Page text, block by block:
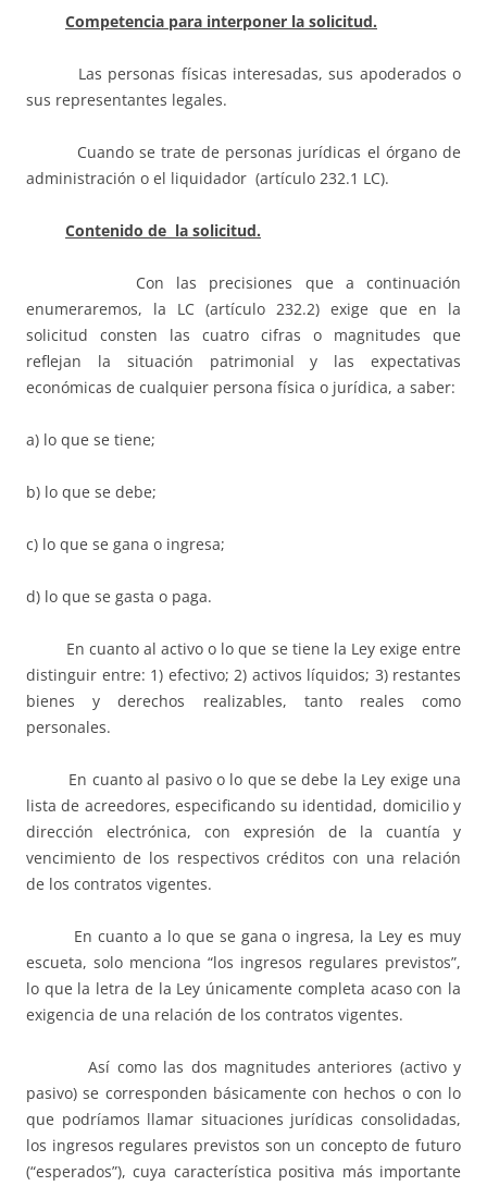
Competencia para interponer la solicitud.
Las personas físicas interesadas, sus apoderados o
sus representantes legales.
Cuando se trate de personas jurídicas el órgano de
administración o el liquidador (artículo 232.1 LC).
Contenido de la solicitud.
Con las precisiones que a continuación
enumeraremos, la LC (artículo 232.2) exige que en la
solicitud consten las cuatro cifras o magnitudes que
reflejan la situación patrimonial y las expectativas
económicas de cualquier persona física o jurídica, a saber:
a) lo que se tiene;
b) lo que se debe;
c) lo que se gana o ingresa;
d) lo que se gasta o paga.
En cuanto al activo o lo que se tiene la Ley exige entre
distinguir entre: 1) efectivo; 2) activos líquidos; 3) restantes
bienes y derechos realizables, tanto reales como
personales.
En cuanto al pasivo o lo que se debe la Ley exige una
lista de acreedores, especificando su identidad, domicilio y
dirección electrónica, con expresión de la cuantía y
vencimiento de los respectivos créditos con una relación
de los contratos vigentes.
En cuanto a lo que se gana o ingresa, la Ley es muy
escueta, solo menciona “los ingresos regulares previstos”,
lo que la letra de la Ley únicamente completa acaso con la
exigencia de una relación de los contratos vigentes.
Así como las dos magnitudes anteriores (activo y
pasivo) se corresponden básicamente con hechos o con lo
que podríamos llamar situaciones jurídicas consolidadas,
los ingresos regulares previstos son un concepto de futuro
(“esperados”), cuya característica positiva más importante